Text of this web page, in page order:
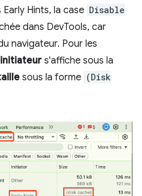
Hints, la case Disable
dans DevTools, car
navigateur. Pour les
initiateur s'affiche sous la
sous la forme (Disk